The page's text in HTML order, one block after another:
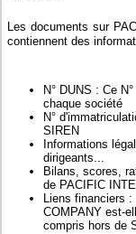
Les documents sur
contiennent des
N° DUNS : Ce
chaque société
N°
SIREN
Informations
dirigeants...
Bilans, scores,
de PACIFIC
Liens financiers
COMPANY est-
compris hors de